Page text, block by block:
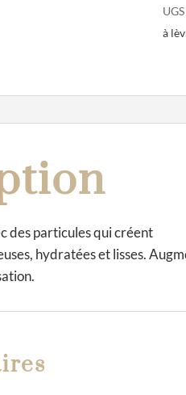
à
des particules qui créent
hydratées et lisses.